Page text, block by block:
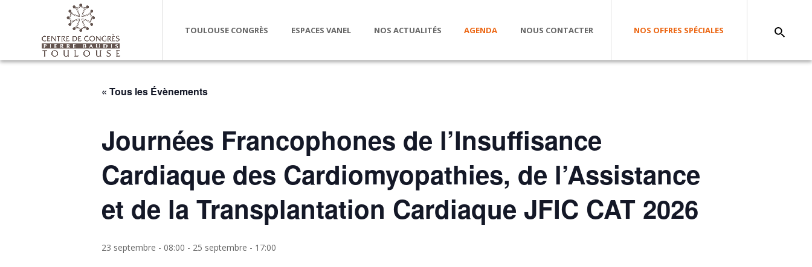
TOULOUSE CONGRÈS ESPACES VANEL NOS ACTUALITÉS AGENDA NOUS CONTACTER NOS OFFRES SPÉCIALES
« Tous les Évènements
Journées Francophones de l’Insuffisance
Cardiaque des Cardiomyopathies, de l’Assistance
et de la Transplantation Cardiaque JFIC CAT 2026
23 septembre - 08:00 - 25 septembre - 17:00